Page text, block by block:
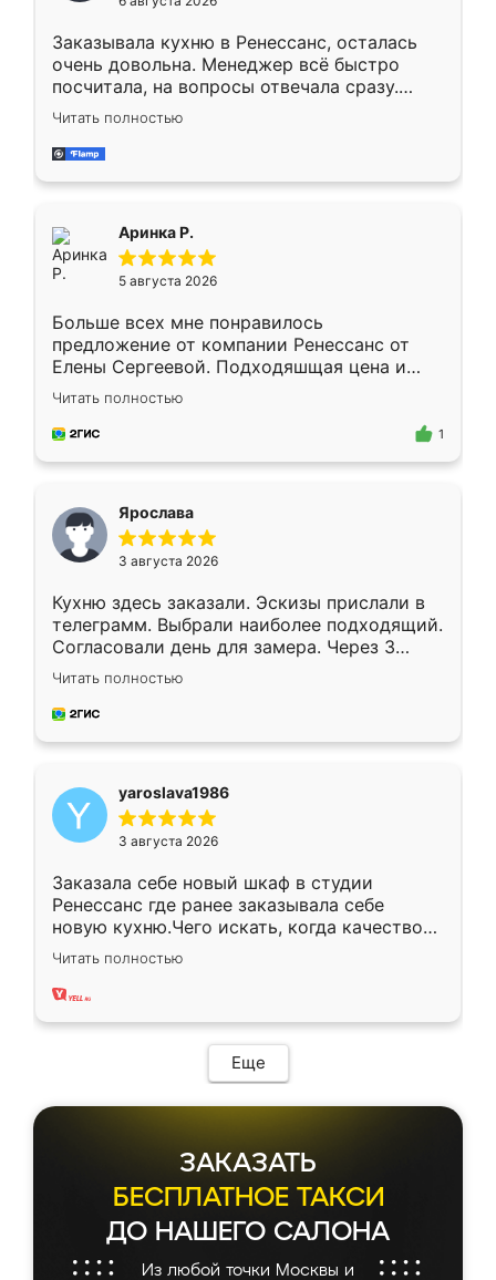
мебели буду заказывать только здесь.
Заказывала кухню в Ренессанс, осталась
очень довольна. Менеджер всё быстро
посчитала, на вопросы отвечала сразу.
Замерщик приехал в субботу, подошёл к
делу со всей ответственностью. Собрали
за день, ребята работали аккуратно, даже
Читать полностью
Аринка Р.
5 августа 2026
Больше всех мне понравилось
предложение от компании Ренессанс от
Елены Сергеевой. Подходяшщая цена и
короткие сроки изготовления. Приехавший
для замера сотрудник Владислав
предложил по моему эскизу самый
Читать полностью
1
Ярослава
3 августа 2026
Кухню здесь заказали. Эскизы прислали в
телеграмм. Выбрали наиболее подходящий.
Согласовали день для замера. Через 3
недели кухня была уже готова. Остались
довольны работой. Спасибо Ренессанс
мебель за качественную работу!
Читать полностью
yaroslava1986
3 августа 2026
Заказала себе новый шкаф в студии
Ренессанс где ранее заказывала себе
новую кухню.Чего искать, когда качеством
вполне довольна. Служит кухня уже почти
два года, нареканий нет.
Читать полностью
Еще
ЗАКАЗАТЬ
БЕСПЛАТНОЕ ТАКСИ
ДО НАШЕГО САЛОНА
Из любой точки Москвы и